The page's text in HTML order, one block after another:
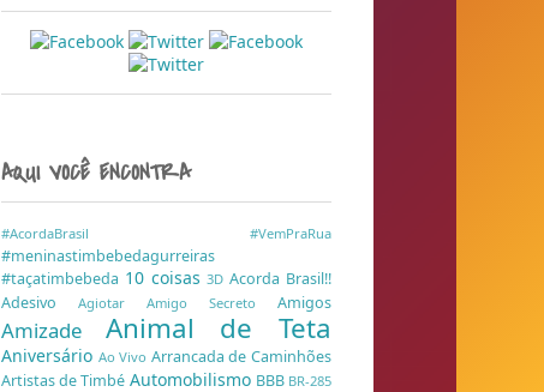
AQUI VOCÊ ENCONTRA
#AcordaBrasil #VemPraRua
#meninastimbebedagurreiras
#taçatimbebeda 10 coisas3DAcorda Brasil!!
Adesivo Agiotar Amigo Secreto Amigos
Amizade Animal de Teta
Aniversário Ao Vivo Arrancada de Caminhões
Artistas de Timbé Automobilismo BBB BR-285